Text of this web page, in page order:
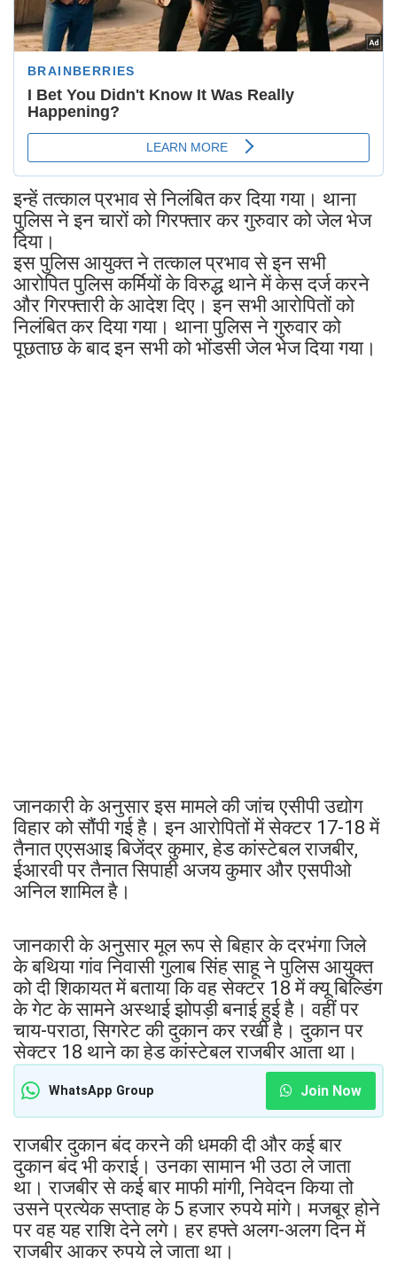
इन्हें तत्काल प्रभाव से निलंबित कर दिया गया। थाना
पुलिस ने इन चारों को गिरफ्तार कर गुरुवार को जेल भेज
दिया।
इस पुलिस आयुक्त ने तत्काल प्रभाव से इन सभी
आरोपित पुलिस कर्मियों के विरुद्ध थाने में केस दर्ज करने
और गिरफ्तारी के आदेश दिए। इन सभी आरोपितों को
निलंबित कर दिया गया। थाना पुलिस ने गुरुवार को
पूछताछ के बाद इन सभी को भोंडसी जेल भेज दिया गया।
जानकारी के अनुसार इस मामले की जांच एसीपी उद्योग
विहार को सौंपी गई है। इन आरोपितों में सेक्टर 17-18 में
तैनात एएसआइ बिजेंद्र कुमार, हेड कांस्टेबल राजबीर,
ईआरवी पर तैनात सिपाही अजय कुमार और एसपीओ
अनिल शामिल है।
जानकारी के अनुसार मूल रूप से बिहार के दरभंगा जिले
के बथिया गांव निवासी गुलाब सिंह साहू ने पुलिस आयुक्त
को दी शिकायत में बताया कि वह सेक्टर 18 में क्यू बिल्डिंग
के गेट के सामने अस्थाई झोपड़ी बनाई हुई है। वहीं पर
चाय-पराठा, सिगरेट की दुकान कर रखी है। दुकान पर
सेक्टर 18 थाने का हेड कांस्टेबल राजबीर आता था।
WhatsApp Group Join Now
राजबीर दुकान बंद करने की धमकी दी और कई बार
दुकान बंद भी कराई। उनका सामान भी उठा ले जाता
था। राजबीर से कई बार माफी मांगी, निवेदन किया तो
उसने प्रत्येक सप्ताह के 5 हजार रुपये मांगे। मजबूर होने
पर वह यह राशि देने लगे। हर हफ्ते अलग-अलग दिन में
राजबीर आकर रुपये ले जाता था।